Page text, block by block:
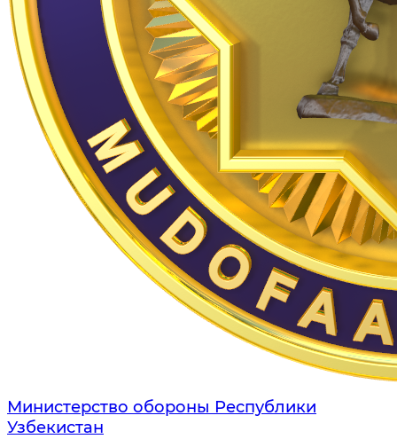
Министерство обороны Республики
Узбекистан